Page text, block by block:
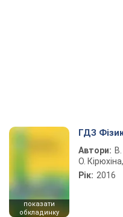
показати
обкладинку
ГДЗ
Автори:
О.
Рік: 2016